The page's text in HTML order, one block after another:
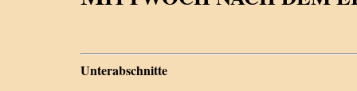
Unterabschnitte